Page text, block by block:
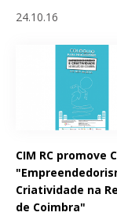
24.10.16
CIM RC promove
Criatividade na
de Coimbra"